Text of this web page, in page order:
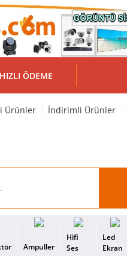
HIZLI ÖDEME
Ürünler İndirimli Ürünler
Ampuller
Hifi
Ses
Led
Ekran